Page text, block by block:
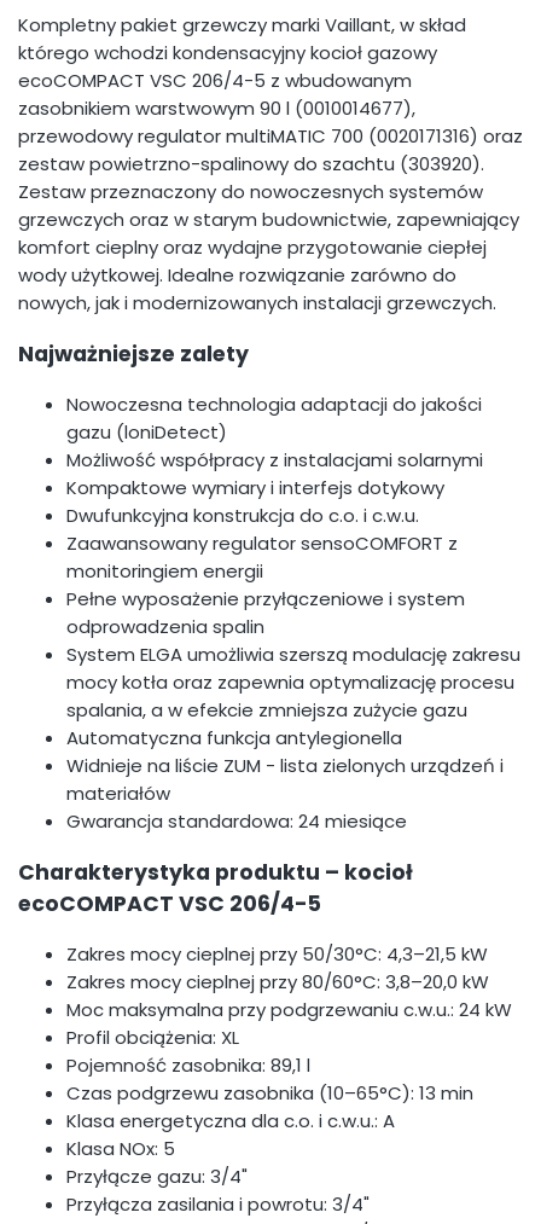
Kompletny pakiet grzewczy marki Vaillant, w skład
którego wchodzi kondensacyjny kocioł gazowy
ecoCOMPACT VSC 206/4-5 z wbudowanym
zasobnikiem warstwowym 90 l (0010014677),
przewodowy regulator multiMATIC 700 (0020171316) oraz
zestaw powietrzno-spalinowy do szachtu (303920).
Zestaw przeznaczony do nowoczesnych systemów
grzewczych oraz w starym budownictwie, zapewniający
komfort cieplny oraz wydajne przygotowanie ciepłej
wody użytkowej. Idealne rozwiązanie zarówno do
nowych, jak i modernizowanych instalacji grzewczych.
Najważniejsze zalety
Nowoczesna technologia adaptacji do jakości
gazu (loniDetect)
Możliwość współpracy z instalacjami solarnymi
Kompaktowe wymiary i interfejs dotykowy
Dwufunkcyjna konstrukcja do c.o. i c.w.u.
Zaawansowany regulator sensoCOMFORT z
monitoringiem energii
Pełne wyposażenie przyłączeniowe i system
odprowadzenia spalin
System ELGA umożliwia szerszą modulację zakresu
mocy kotła oraz zapewnia optymalizację procesu
spalania, a w efekcie zmniejsza zużycie gazu
Automatyczna funkcja antylegionella
Widnieje na liście ZUM - lista zielonych urządzeń i
materiałów
Gwarancja standardowa: 24 miesiące
Charakterystyka produktu – kocioł
ecoCOMPACT VSC 206/4-5
Zakres mocy cieplnej przy 50/30°C: 4,3–21,5 kW
Zakres mocy cieplnej przy 80/60°C: 3,8–20,0 kW
Moc maksymalna przy podgrzewaniu c.w.u.: 24 kW
Profil obciążenia: XL
Pojemność zasobnika: 89,1 l
Czas podgrzewu zasobnika (10–65°C): 13 min
Klasa energetyczna dla c.o. i c.w.u.: A
Klasa NOx: 5
Przyłącze gazu: 3/4"
Przyłącza zasilania i powrotu: 3/4"